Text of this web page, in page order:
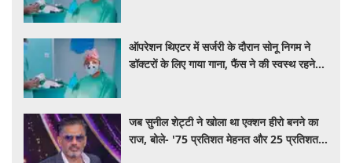
ऑपरेशन थिएटर में सर्जरी के दौरान सोनू निगम ने
डॉक्टरों के लिए गाया गाना, फैंस ने की स्वस्थ रहने
जब सुनील शेट्टी ने खोला था एक्शन हीरो बनने का
राज, बोले- '75 प्रतिशत मेहनत और 25 प्रतिशत